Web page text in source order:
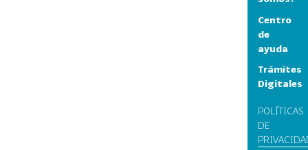
Centro
de
ayuda
Trámites
Digitales
POLÍTICAS
DE